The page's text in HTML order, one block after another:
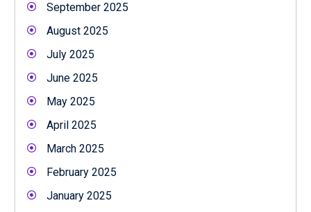
September 2025
August 2025
July 2025
June 2025
May 2025
April 2025
March 2025
February 2025
January 2025